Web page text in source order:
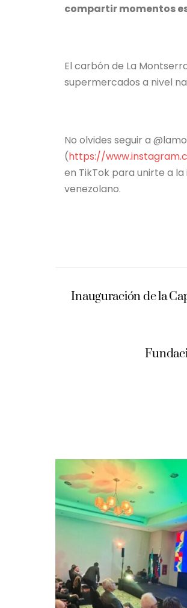
compartir momentos
El carbón de La
supermercados a nivel
No olvides seguir a
(https://
en TikTok para unirte a
venezolano.
Inauguración de la